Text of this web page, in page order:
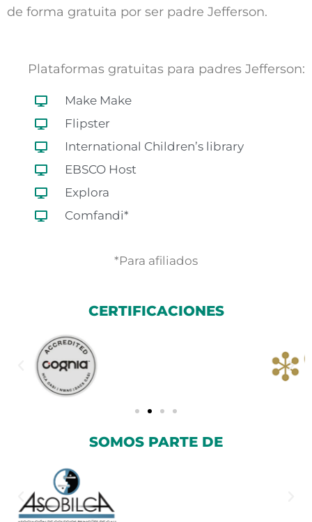
de forma gratuita por ser padre Jefferson.
Plataformas gratuitas para padres Jefferson:
Make Make
Flipster
International Children’s library
EBSCO Host
Explora
Comfandi*
*Para afiliados
CERTIFICACIONES
SOMOS PARTE DE